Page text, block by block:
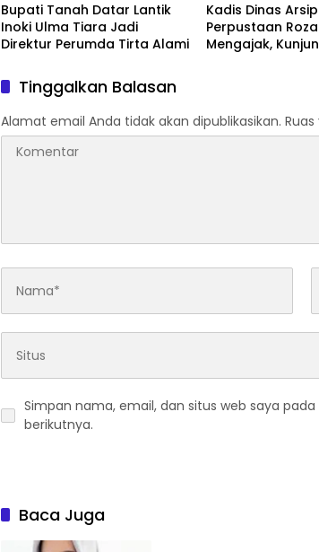
Bupati Tanah Datar Lantik
Inoki Ulma Tiara Jadi
Direktur Perumda Tirta Alami
Kadis Dinas
Perpustaan
Mengajak,
Tinggalkan Balasan
Alamat email Anda tidak akan dipublikasikan.
Simpan nama, email, dan situs web saya
berikutnya.
Baca Juga